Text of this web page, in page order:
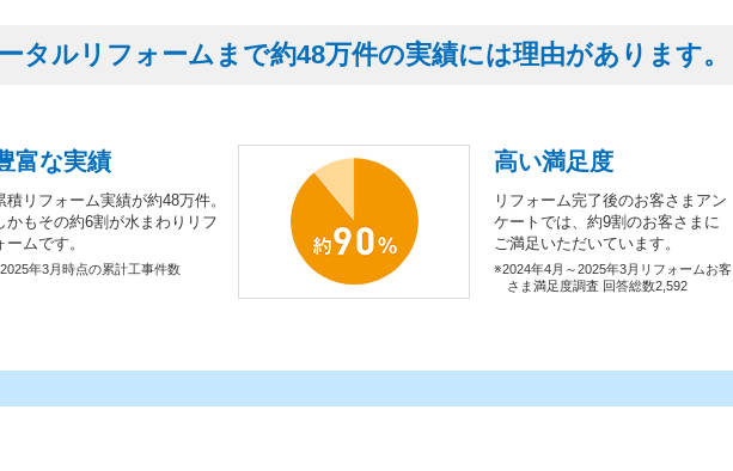
タルリフォームまで約48万件の実績には理由があります。
富な実績
積リフォーム実績が約48万件。
かもその約6割が水まわりリフ
ームです。
年3月時点の累計工事件数
高い満足度
リフォーム完了後のお客さまアン
ケートでは、約9割のお客さまに
ご満足いただいています。
※2024年4月～2025年3月リフォームお客
さま満足度調査 回答総数2,592